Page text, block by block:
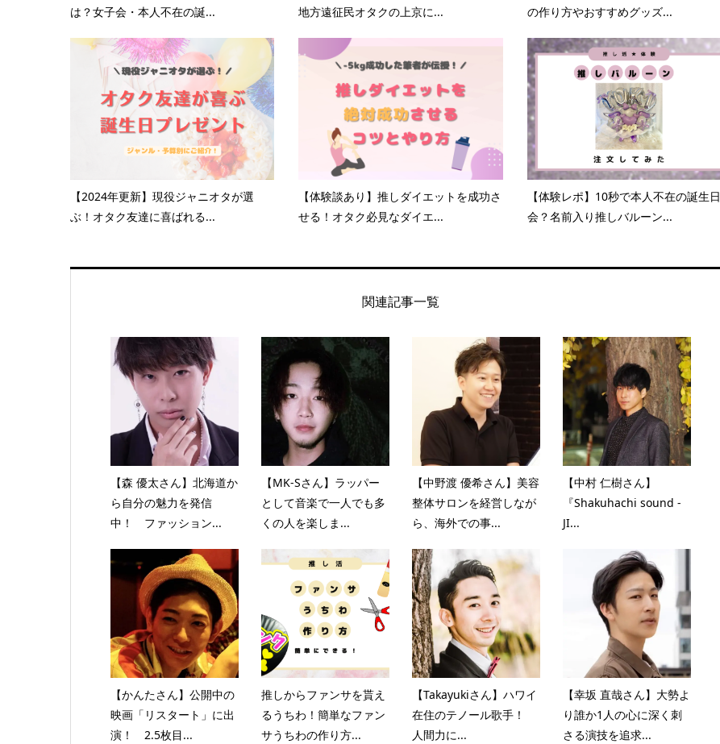
は？女子会・本人不在の誕...
地方遠征民オタクの上京に...
の作り方やおすすめグッズ...
【2024年更新】現役ジャニオタが選
ぶ！オタク友達に喜ばれる...
【体験談あり】推しダイエットを成功さ
せる！オタク必見なダイエ...
【体験レポ】10秒で本人不在の誕生日
会？名前入り推しバルーン...
関連記事一覧
【森 優太さん】北海道か
ら自分の魅力を発信
中！ ファッション...
【MK-Sさん】ラッパー
として音楽で一人でも多
くの人を楽しま...
【中野渡 優希さん】美容
整体サロンを経営しなが
ら、海外での事...
【中村 仁樹さん】
『Shakuhachi sound -
JI...
【かんたさん】公開中の
映画「リスタート」に出
演！ 2.5枚目...
推しからファンサを貰え
るうちわ！簡単なファン
サうちわの作り方...
【Takayukiさん】ハワイ
在住のテノール歌手！
人間力に...
【幸坂 直哉さん】大勢よ
り誰か1人の心に深く刺
さる演技を追求...